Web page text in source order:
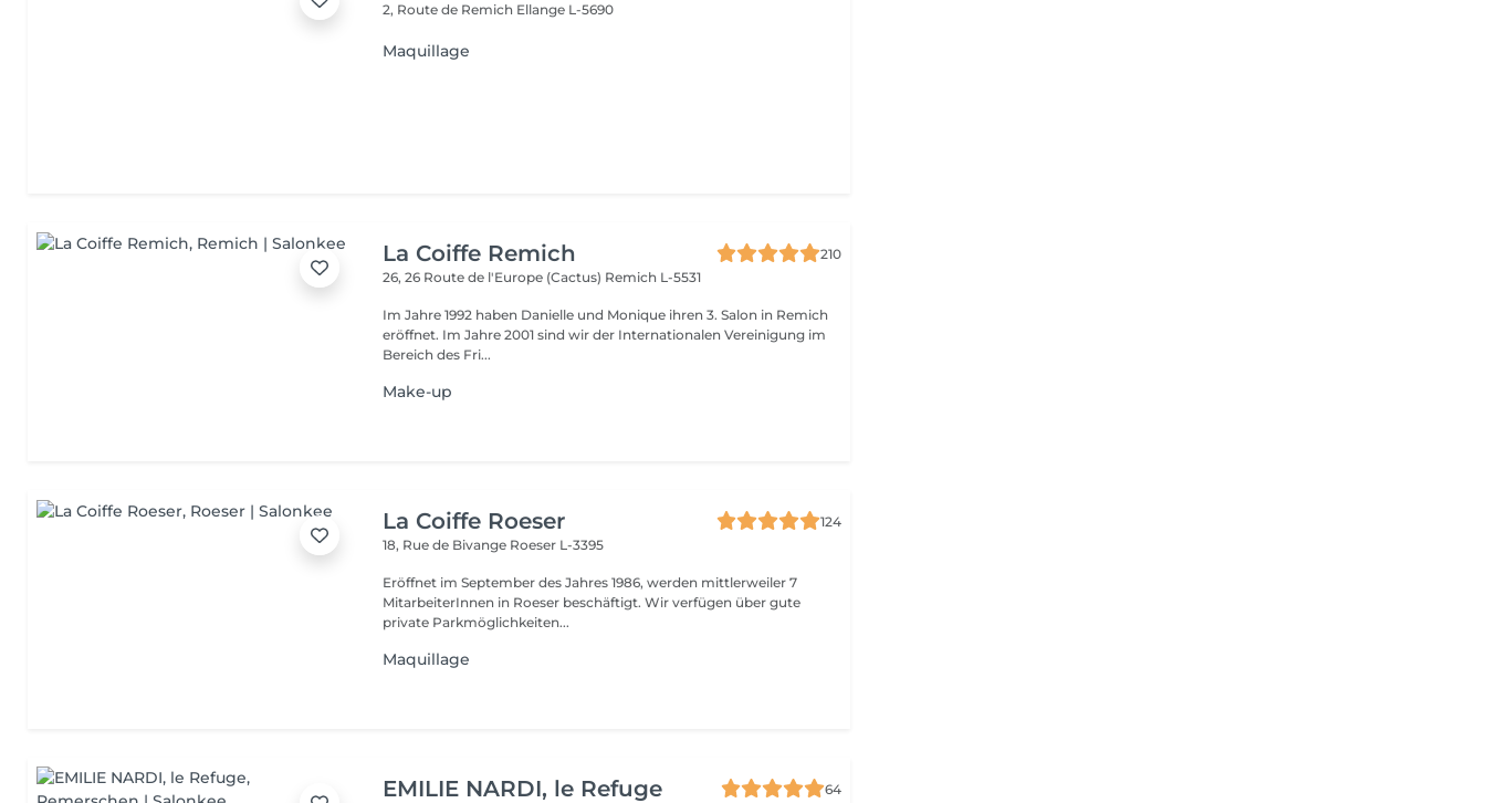
2, Route de Remich Ellange L-5690
Maquillage
La Coiffe Remich
210
26, 26 Route de l'Europe (Cactus) Remich L-5531
Im Jahre 1992 haben Danielle und Monique ihren 3. Salon in Remich
eröffnet. Im Jahre 2001 sind wir der Internationalen Vereinigung im
Bereich des Fri...
Make-up
La Coiffe Roeser
124
18, Rue de Bivange Roeser L-3395
Eröffnet im September des Jahres 1986, werden mittlerweiler 7
MitarbeiterInnen in Roeser beschäftigt. Wir verfügen über gute
private Parkmöglichkeiten...
Maquillage
EMILIE NARDI, le Refuge
64